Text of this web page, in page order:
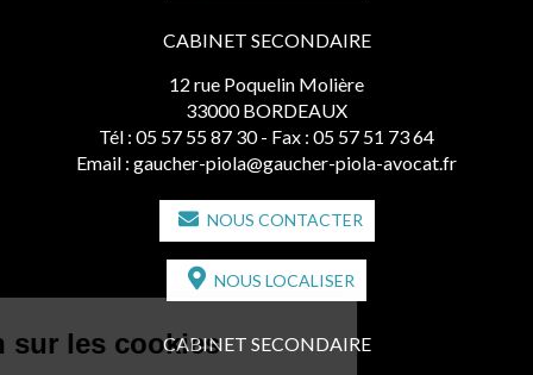
CABINET SECONDAIRE
12 rue Poquelin Molière
33000 BORDEAUX
Tél : 05 57 55 87 30 - Fax : 05 57 51 73 64
Email : gaucher-piola@gaucher-piola-avocat.fr
NOUS CONTACTER
NOUS LOCALISER
CABINET SECONDAIRE